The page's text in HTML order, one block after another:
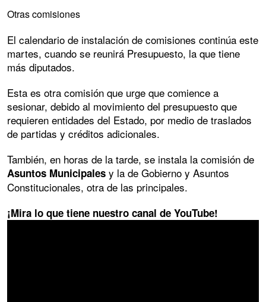
Otras comisiones
El calendario de instalación de comisiones continúa este
martes, cuando se reunirá Presupuesto, la que tiene
más diputados.
Esta es otra comisión que urge que comience a
sesionar, debido al movimiento del presupuesto que
requieren entidades del Estado, por medio de traslados
de partidas y créditos adicionales.
También, en horas de la tarde, se instala la comisión de
Asuntos Municipales y la de Gobierno y Asuntos
Constitucionales, otra de las principales.
¡Mira lo que tiene nuestro canal de YouTube!